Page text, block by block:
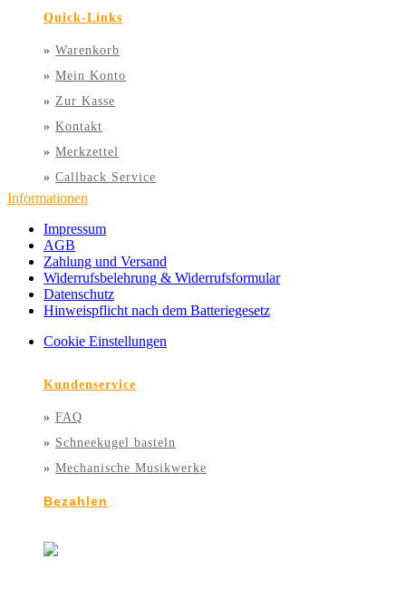
Quick-Links
» Warenkorb
» Mein Konto
» Zur Kasse
» Kontakt
» Merkzettel
» Callback Service
Informationen
Impressum
AGB
Zahlung und Versand
Widerrufsbelehrung & Widerrufsformular
Datenschutz
Hinweispflicht nach dem Batteriegesetz
Cookie Einstellungen
Kundenservice
» FAQ
» Schneekugel basteln
» Mechanische Musikwerke
Bezahlen